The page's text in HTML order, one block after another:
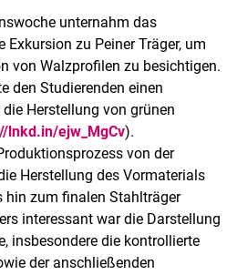
unternahm das
Exkursion zu Peiner Träger, um
von Walzprofilen zu besichtigen.
den Studierenden einen
Herstellung von grünen
lnkd.in/ejw_MgCv).
von der
Herstellung des Vormaterials
hin zum finalen Stahlträger
interessant war die Darstellung
insbesondere die kontrollierte
der anschließenden